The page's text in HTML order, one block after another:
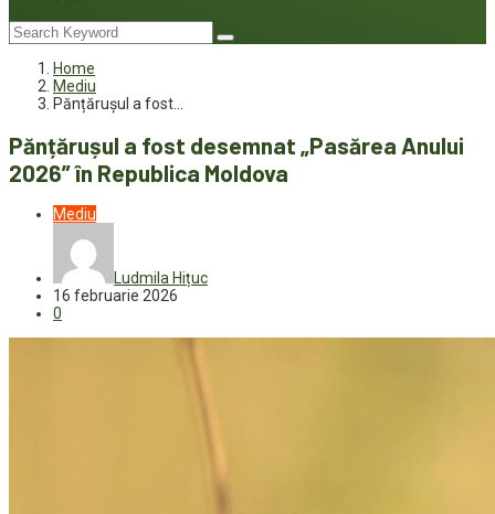
Home
Mediu
Pănțărușul a fost…
Pănțărușul a fost desemnat „Pasărea Anului
2026” în Republica Moldova
Mediu
Ludmila Hițuc
16 februarie 2026
0